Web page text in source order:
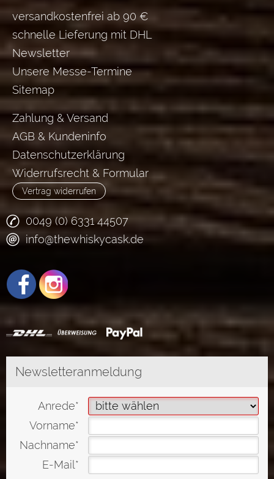
versandkostenfrei ab 90 €
schnelle Lieferung mit DHL
Newsletter
Unsere Messe-Termine
Sitemap
Zahlung & Versand
AGB & Kundeninfo
Datenschutzerklärung
Widerrufsrecht & Formular
Vertrag widerrufen
0049 (0) 6331 44507
info@thewhiskycask.de